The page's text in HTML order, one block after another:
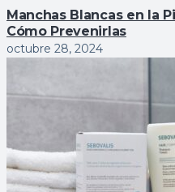
Manchas Blancas en la
Cómo Prevenirlas
octubre 28, 2024